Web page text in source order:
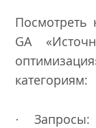
Посмотреть
GA
категориям:
· Запросы: